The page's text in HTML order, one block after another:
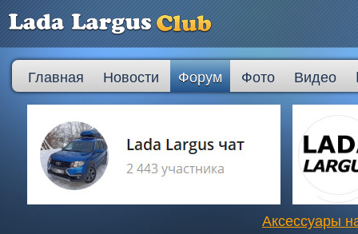
Главная Новости Форум Фото Видео
Аксессуары